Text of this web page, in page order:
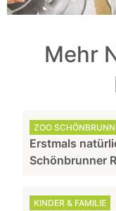
Mehr
ZOO SCHÖNBRUNN
Erstmals
Schönbrunner
KINDER & FAMILIE